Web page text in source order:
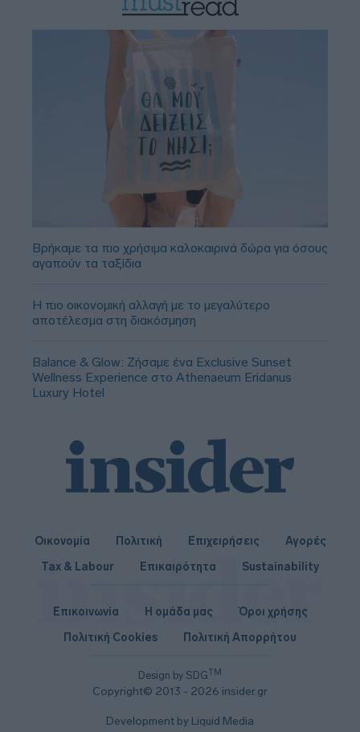
Βρήκαμε τα πιο χρήσιμα καλοκαιρινά δώρα για όσους
αγαπούν τα ταξίδια
Η πιο οικονομική αλλαγή με το μεγαλύτερο
αποτέλεσμα στη διακόσμηση
Balance & Glow: Ζήσαμε ένα Exclusive Sunset
Wellness Experience στο Athenaeum Eridanus
Luxury Hotel
Οικονομία Πολιτική Επιχειρήσεις
Αγορές
Tax & Labour
Επικαιρότητα Sustainability
Design by SDGTM
Copyright© 2013 - 2026 insider.gr
Επικοινωνία Η ομάδα μας
Όροι χρήσης
Πολιτική Cookies
Πολιτική Απορρήτου
Development by Liquid Media